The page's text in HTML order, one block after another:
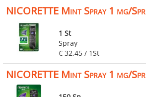
NICORETTE Mint Spray 1 mg/
1 St
Spray
€ 32,45 / 1St
NICORETTE Mint Spray 1 mg/